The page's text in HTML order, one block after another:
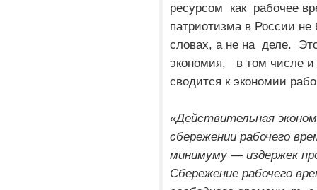
ресурсом как рабочее
патриотизма в России не
словах, а не на деле.
экономия, в том числе и
сводится к экономии
«Действительная
сбережении рабочего
минимуму — издержек
Сбережение рабочего